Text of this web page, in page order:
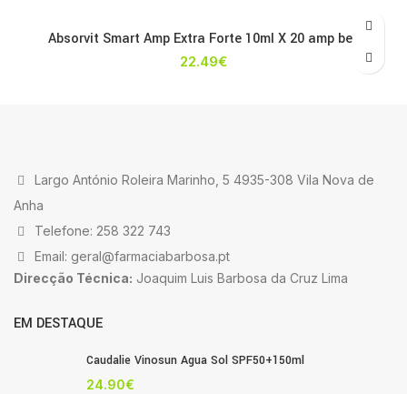
Absorvit Smart Amp Extra Forte 10ml X 20 amp beb
22.49€
Largo António Roleira Marinho, 5 4935-308 Vila Nova de
Anha
Telefone: 258 322 743
Email: geral@farmaciabarbosa.pt
Direcção Técnica: Joaquim Luis Barbosa da Cruz Lima
EM DESTAQUE
Caudalie Vinosun Agua Sol SPF50+150ml
24.90€